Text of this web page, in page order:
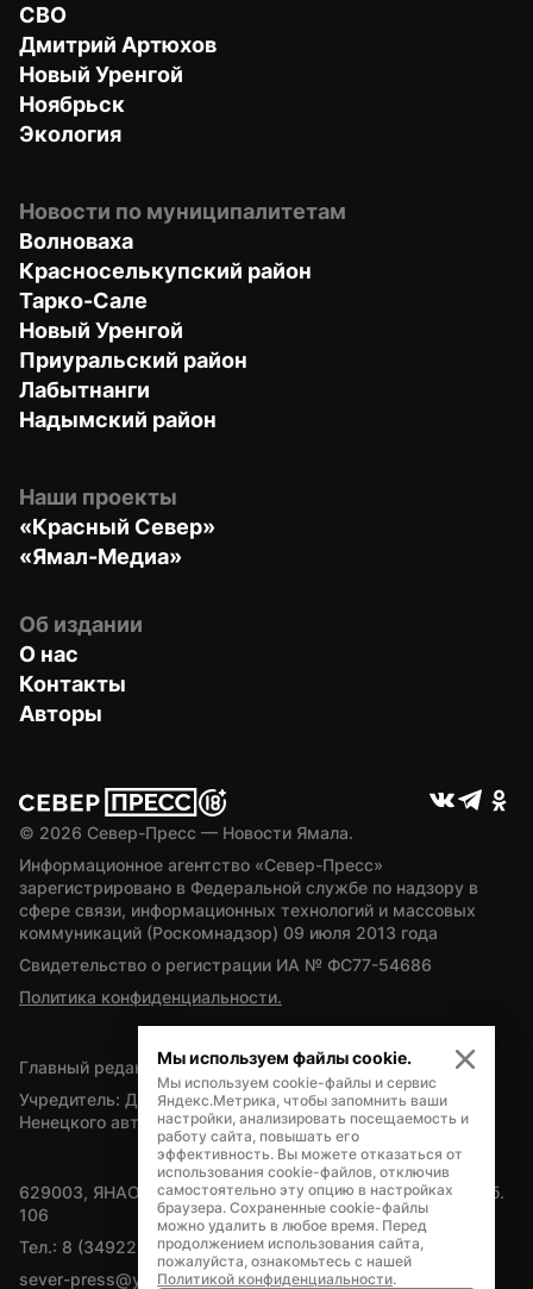
СВО
Дмитрий Артюхов
Новый Уренгой
Ноябрьск
Экология
Новости по муниципалитетам
Волноваха
Красноселькупский район
Тарко-Сале
Новый Уренгой
Приуральский район
Лабытнанги
Надымский район
Наши проекты
«Красный Север»
«Ямал-Медиа»
Об издании
О нас
Контакты
Авторы
© 2026 Север-Пресс — Новости Ямала.
Информационное агентство «Север-Пресс»
зарегистрировано в Федеральной службе по надзору в
сфере связи, информационных технологий и массовых
коммуникаций (Роскомнадзор) 09 июля 2013 года
Свидетельство о регистрации ИА № ФС77-54686
Политика конфиденциальности.
Главный редактор — А.Л. Поздеев
Учредитель: Департамент внутренней политики Ямало-
Ненецкого автономного округа
629003, ЯНАО, Салехард, мкр. Богдана Кнунянца, д.1, каб.
106
Тел.: 8 (34922) 71262
sever-press@yamal-media.ru
Мы используем файлы cookie.
Мы используем cookie-файлы и сервис
Яндекс.Метрика, чтобы запомнить ваши
настройки, анализировать посещаемость и
работу сайта, повышать его
эффективность. Вы можете отказаться от
использования cookie-файлов, отключив
самостоятельно эту опцию в настройках
браузера. Сохраненные cookie-файлы
можно удалить в любое время. Перед
продолжением использования сайта,
пожалуйста, ознакомьтесь с нашей
Политикой конфиденциальности.